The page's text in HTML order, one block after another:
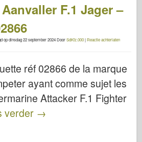
F.1 Jager –
opdinsdag 22 september 2024DoorSdKfz.000|Reactie achterlaten
réf 02866 de la marque
ayant comme sujet les
Attacker F.1 Fighter
verder →